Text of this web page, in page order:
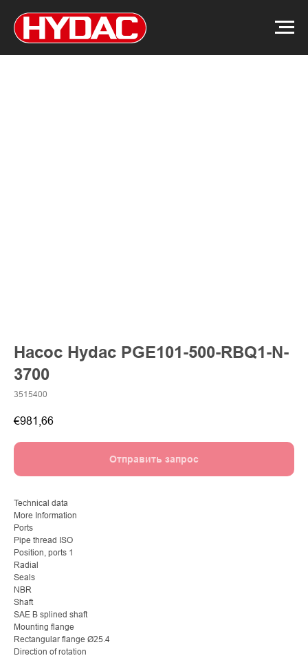
Насос Hydac PGE101-500-RBQ1-N-
3700
3515400
€981,66
Отправить запрос
Technical data
More Information
Ports
Pipe thread ISO
Position, ports 1
Radial
Seals
NBR
Shaft
SAE B splined shaft
Mounting flange
Rectangular flange Ø25.4
Direction of rotation